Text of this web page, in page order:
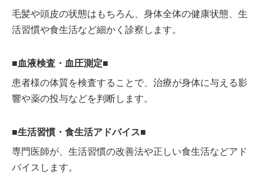
毛髪や頭皮の状態はもちろん、身体全体の健康状態、生
活習慣や食生活など細かく診察します。
■血液検査・血圧測定■
患者様の体質を検査することで、治療が身体に与える影
響や薬の投与などを判断します。
■生活習慣・食生活アドバイス■
専門医師が、生活習慣の改善法や正しい食生活などアド
バイスします。